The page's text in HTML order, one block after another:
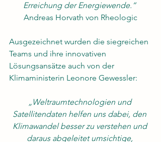
Erreichung der Energiewende.“
Andreas Horvath von Rheologic
Ausgezeichnet wurden die siegreichen
Teams und ihre innovativen
Lösungsansätze auch von der
Klimaministerin Leonore Gewessler:
„Weltraumtechnologien und
Satellitendaten helfen uns dabei, den
Klimawandel besser zu verstehen und
daraus abgeleitet umsichtige,